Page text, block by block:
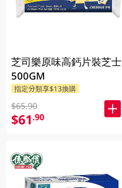
芝司樂原味高鈣片裝芝士
500GM
指定分類享$13換購
$65.90
$61.90